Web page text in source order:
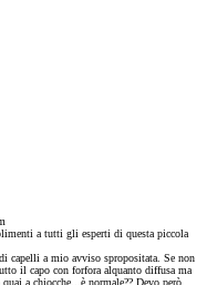
a tutti gli esperti di questa piccola
capelli a mio avviso spropositata. Se non
il capo con forfora alquanto diffusa ma
a chiocche...è normale?? Devo però